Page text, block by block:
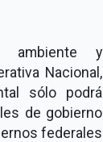
ambiente y
Nacional,
sólo podrá
de gobierno
federales